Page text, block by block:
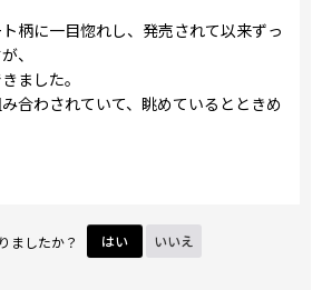
柄に一目惚れし、発売されて以来ずっ
、
ました。
合わされていて、眺めているとときめ
と収納力もあります。
かないので、絶妙なカード入れの配置
ましたか？ はい いいえ